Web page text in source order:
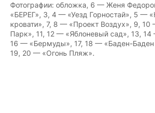
Фотографии: обложка, 6 — Женя
«БЕРЕГ», 3, 4 — «Уезд Горностай», 5 —
кровати», 7, 8 — «Проект Воздух», 9, 10
Парк», 11, 12 — «Яблоневый сад», 13,
16 — «Бермуды», 17, 18 — «Баден-
19, 20 — «Огонь Пляж».